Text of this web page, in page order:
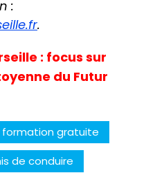
:
.
: focus sur
du Futur
formation gratuite
de conduire